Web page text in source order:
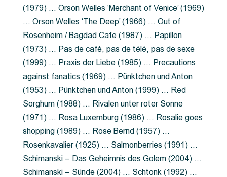
(1979) … Orson Welles ‘Merchant of Venice’ (1969)
… Orson Welles ‘The Deep’ (1966) … Out of
Rosenheim / Bagdad Cafe (1987) … Papillon
(1973) … Pas de café, pas de télé, pas de sexe
(1999) … Praxis der Liebe (1985) … Precautions
against fanatics (1969) … Pünktchen und Anton
(1953) … Pünktchen und Anton (1999) … Red
Sorghum (1988) … Rivalen unter roter Sonne
(1971) … Rosa Luxemburg (1986) … Rosalie goes
shopping (1989) … Rose Bernd (1957) …
Rosenkavalier (1925) … Salmonberries (1991) …
Schimanski – Das Geheimnis des Golem (2004) …
Schimanski – Sünde (2004) … Schtonk (1992) …